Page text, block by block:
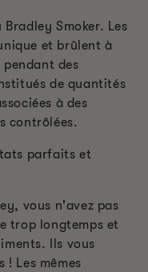
Smoker. Les
et brûlent à
des
de quantités
à des
contrôlées.
parfaits et
vous n'avez pas
trop longtemps et
Ils vous
Les mêmes